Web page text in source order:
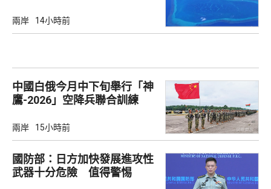
兩岸 14小時前
中國白俄今月中下旬舉行「神
鷹-2026」空降兵聯合訓練
兩岸 15小時前
國防部：日方加快發展進攻性
武器十分危險 值得警惕